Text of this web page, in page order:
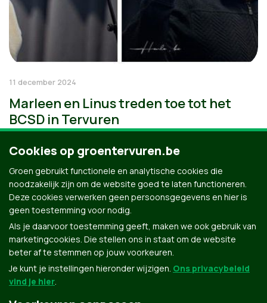
11 december 2024
Marleen en Linus treden toe tot het
BCSD in Tervuren
Cookies op groentervuren.be
Groen gebruikt functionele en analytische cookies die
noodzakelijk zijn om de website goed te laten functioneren.
Deze cookies verwerken geen persoonsgegevens en hier is
geen toestemming voor nodig.
Als je daarvoor toestemming geeft, maken we ook gebruik van
marketingcookies. Die stellen ons in staat om de website
beter af te stemmen op jouw voorkeuren.
Je kunt je instellingen hieronder wijzigen. Ons privacybeleid
vind je hier.